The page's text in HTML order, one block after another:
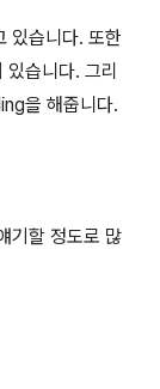
있습니다. 또한
습니다. 그리
을 해줍니다.
기할 정도로 많